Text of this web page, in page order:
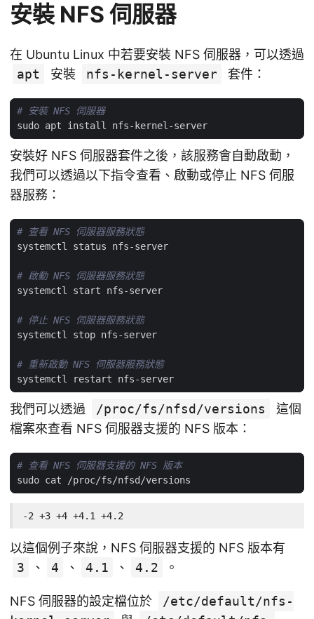
安裝 NFS 伺服器
在 Ubuntu Linux 中若要安裝 NFS 伺服器，可以透過
apt
安裝 nfs-kernel-server 套件：
# 安裝 NFS 伺服器
安裝好 NFS 伺服器套件之後，該服務會自動啟動，
我們可以透過以下指令查看、啟動或停止 NFS 伺服
器服務：
# 查看 NFS 伺服器服務狀態
# 啟動 NFS 伺服器服務狀態
# 停止 NFS 伺服器服務狀態
# 重新啟動 NFS 伺服器服務狀態
我們可以透過 /proc/fs/nfsd/versions
這個
檔案來查看 NFS 伺服器支援的 NFS 版本：
# 查看 NFS 伺服器支援的 NFS 版本
-2 +3 +4 +4.1 +4.2
以這個例子來說，NFS 伺服器支援的 NFS 版本有
3
、 4 、 4.1 、 4.2 。
NFS 伺服器的設定檔位於
/etc/default/nfs-